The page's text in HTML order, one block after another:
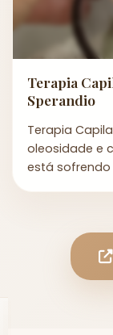
Terapia
Sperandio
Terapia
oleosidade e
está